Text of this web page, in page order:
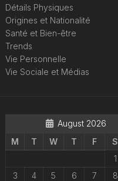
Détails Physiques
Origines et Nationalité
Santé et Bien-être
Trends
Vie Personnelle
Vie Sociale et Médias
August 2026
M
T W T F S
1
3
4 5 6 7 8